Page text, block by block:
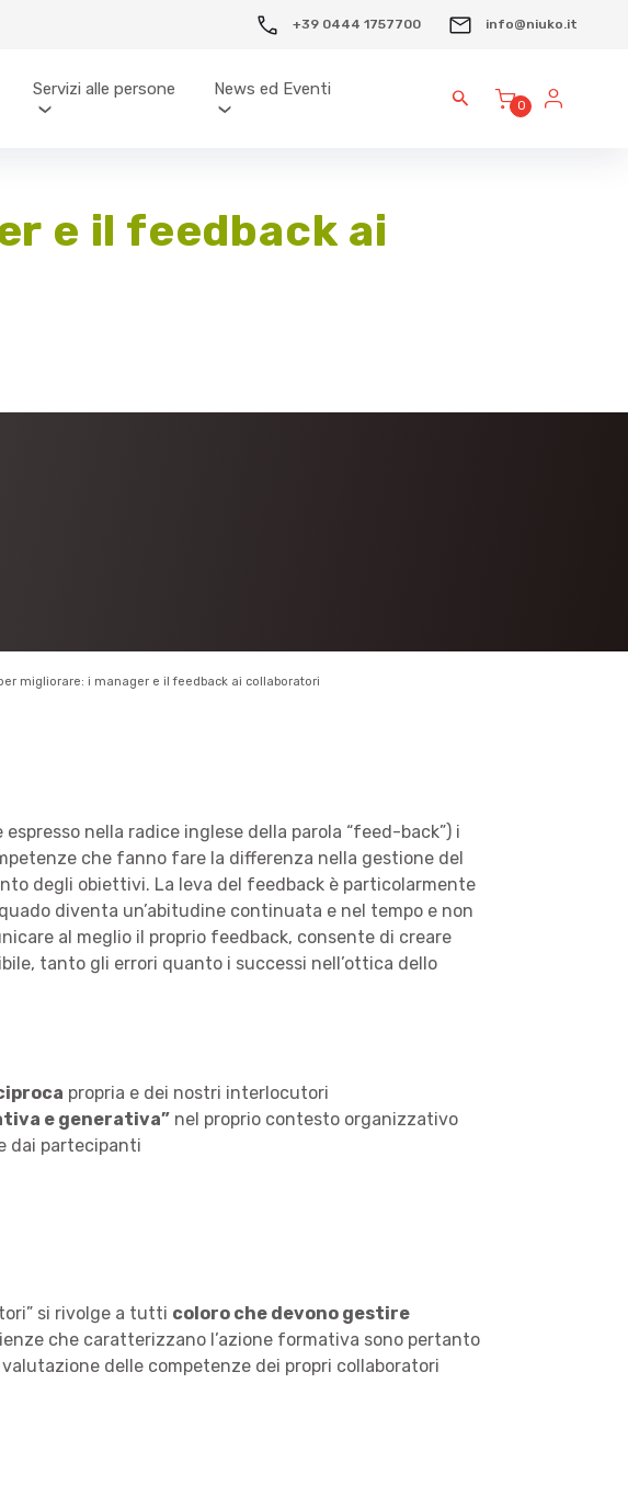
+39 0444 1757700 info@niuko.it
0
Servizi alle persone News ed Eventi
e il feedback ai
migliorare: i manager e il feedback ai collaboratori
nella radice inglese della parola “feed-back”) i
che fanno fare la differenza nella gestione del
degli obiettivi. La leva del feedback è particolarmente
diventa un’abitudine continuata e nel tempo e non
al meglio il proprio feedback, consente di creare
tanto gli errori quanto i successi nell’ottica dello
propria e dei nostri interlocutori
e generativa” nel proprio contesto organizzativo
dai partecipanti
si rivolge a tutti coloro che devono gestire
che caratterizzano l’azione formativa sono pertanto
delle competenze dei propri collaboratori